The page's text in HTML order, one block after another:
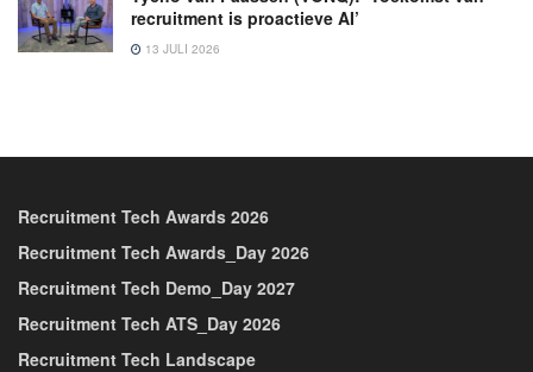
recruitment is proactieve AI’
13 JULI 2026
Recruitment Tech Awards 2026
Recruitment Tech Awards_Day 2026
Recruitment Tech Demo_Day 2027
Recruitment Tech ATS_Day 2026
Recruitment Tech Landscape